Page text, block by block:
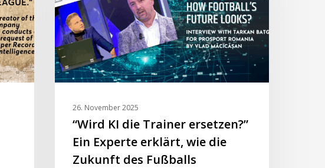
ersetzen?”
Ein
Experte
erklärt,
wie
die
Fußballs
aussieht?
26. November 2025
“Wird KI die Trainer ersetzen?”
Ein Experte erklärt, wie die
Zukunft des Fußballs